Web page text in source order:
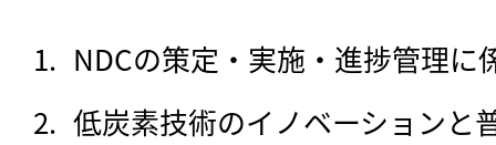
NDCの策定・実施・進捗管理に
低炭素技術のイノベーションと